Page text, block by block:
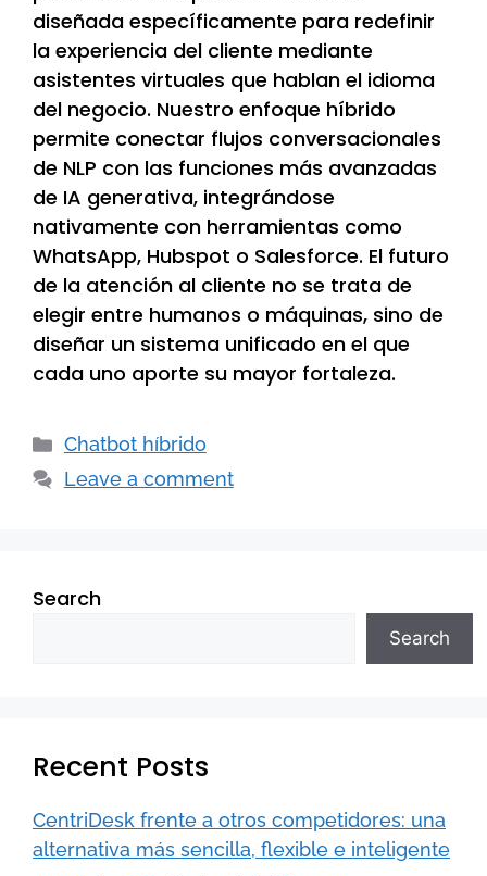
diseñada específicamente para redefinir
la experiencia del cliente mediante
asistentes virtuales que hablan el idioma
del negocio. Nuestro enfoque híbrido
permite conectar flujos conversacionales
de NLP con las funciones más avanzadas
de IA generativa, integrándose
nativamente con herramientas como
WhatsApp, Hubspot o Salesforce. El futuro
de la atención al cliente no se trata de
elegir entre humanos o máquinas, sino de
diseñar un sistema unificado en el que
cada uno aporte su mayor fortaleza.
Chatbot híbrido
Leave a comment
Search
Search
Recent Posts
CentriDesk frente a otros competidores: una
alternativa más sencilla, flexible e inteligente